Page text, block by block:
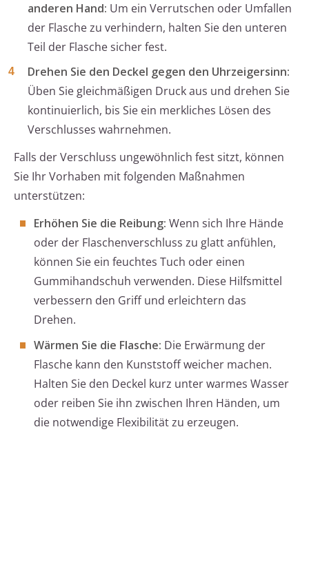
anderen Hand: Um ein Verrutschen oder Umfallen
der Flasche zu verhindern, halten Sie den unteren
Teil der Flasche sicher fest.
Drehen Sie den Deckel gegen den Uhrzeigersinn:
Üben Sie gleichmäßigen Druck aus und drehen Sie
kontinuierlich, bis Sie ein merkliches Lösen des
Verschlusses wahrnehmen.
Falls der Verschluss ungewöhnlich fest sitzt, können
Sie Ihr Vorhaben mit folgenden Maßnahmen
unterstützen:
Erhöhen Sie die Reibung: Wenn sich Ihre Hände
oder der Flaschenverschluss zu glatt anfühlen,
können Sie ein feuchtes Tuch oder einen
Gummihandschuh verwenden. Diese Hilfsmittel
verbessern den Griff und erleichtern das
Drehen.
Wärmen Sie die Flasche: Die Erwärmung der
Flasche kann den Kunststoff weicher machen.
Halten Sie den Deckel kurz unter warmes Wasser
oder reiben Sie ihn zwischen Ihren Händen, um
die notwendige Flexibilität zu erzeugen.